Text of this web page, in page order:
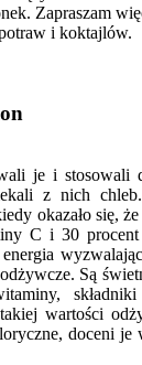
Zapraszam
i koktajlów.
je i stosowali
z nich
okazało się, że
C i 30
Są
wartości
doceni